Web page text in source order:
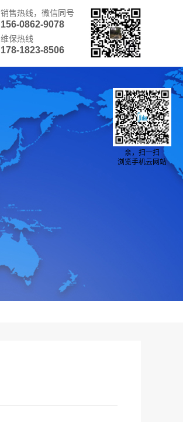
销售热线，微信同号
156-0862-9078
维保热线
178-1823-8506
亲，扫一扫
浏览手机云网站